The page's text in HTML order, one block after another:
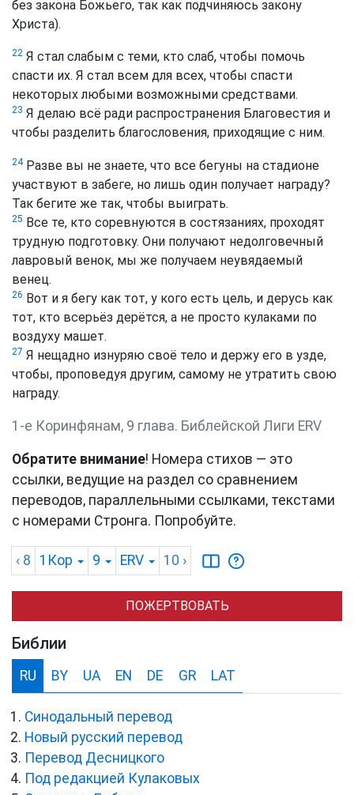
без закона Божьего, так как подчиняюсь закону
Христа).
22 Я стал слабым с теми, кто слаб, чтобы помочь
спасти их. Я стал всем для всех, чтобы спасти
некоторых любыми возможными средствами.
23 Я делаю всё ради распространения Благовестия и
чтобы разделить благословения, приходящие с ним.
24Разве вы не знаете, что все бегуны на стадионе
участвуют в забеге, но лишь один получает награду?
Так бегите же так, чтобы выиграть.
25 Все те, кто соревнуются в состязаниях, проходят
трудную подготовку. Они получают недолговечный
лавровый венок, мы же получаем неувядаемый
венец.
26 Вот и я бегу как тот, у кого есть цель, и дерусь как
тот, кто всерьёз дерётся, а не просто кулаками по
воздуху машет.
27 Я нещадно изнуряю своё тело и держу его в узде,
чтобы, проповедуя другим, самому не утратить свою
награду.
1-е Коринфянам, 9 глава. Библейской Лиги ERV
Обратите внимание! Номера стихов — это
ссылки, ведущие на раздел со сравнением
переводов, параллельными ссылками, текстами
с номерами Стронга. Попробуйте.
‹ 8 1Кор 9 ERV 10 ›
ПОЖЕРТВОВАТЬ
Библии
RU BY UA EN DE GR LAT
Синодальный перевод
Новый русский перевод
Перевод Десницкого
Под редакцией Кулаковых